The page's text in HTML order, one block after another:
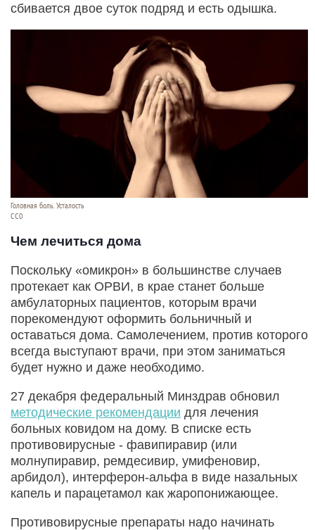
сбивается двое суток подряд и есть одышка.
Головная боль. Усталость
СС0
Чем лечиться дома
Поскольку «омикрон» в большинстве случаев
протекает как ОРВИ, в крае станет больше
амбулаторных пациентов, которым врачи
порекомендуют оформить больничный и
оставаться дома. Самолечением, против которого
всегда выступают врачи, при этом заниматься
будет нужно и даже необходимо.
27 декабря федеральный Минздрав обновил
методические рекомендации для лечения
больных ковидом на дому. В списке есть
противовирусные - фавипиравир (или
молнупиравир, ремдесивир, умифеновир,
арбидол), интерферон-альфа в виде назальных
капель и парацетамол как жаропонижающее.
Противовирусные препараты надо начинать